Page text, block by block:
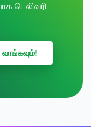
டெலிவரி